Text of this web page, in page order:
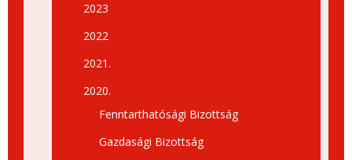
2023
2022
2021.
2020.
Fenntarthatósági Bizottság
Gazdasági Bizottság